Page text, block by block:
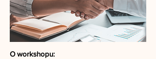
O workshopu: